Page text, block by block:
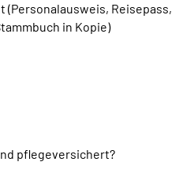
(Personalausweis, Reisepass,
in Kopie)
pflegeversichert?